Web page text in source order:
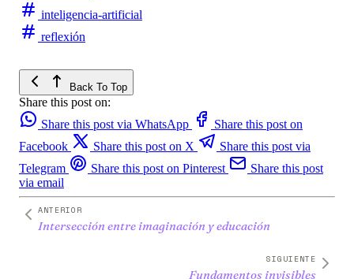
inteligencia-artificial
reflexión
Back To Top
Share this post on:
Share this post via WhatsApp
Share this post on
Facebook
Share this post on X
Share this post via
Telegram
Share this post on Pinterest
Share this post
via email
ANTERIOR
Intersección entre imaginación y educación
SIGUIENTE
Fundamentos invisibles